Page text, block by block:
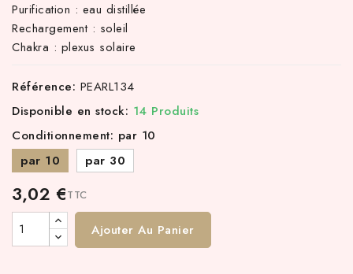
Purification : eau distillée
Rechargement : soleil
Chakra : plexus solaire
Référence: PEARL134
Disponible en stock: 14 Produits
Conditionnement: par 10
par 10
par 30
3,02 €TTC
Ajouter Au Panier